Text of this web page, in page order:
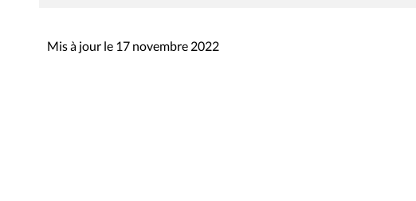
Mis à jour le 17 novembre 2022